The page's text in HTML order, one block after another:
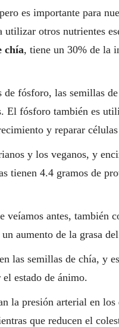
es importante para
utilizar otros nutrientes
chía, tiene un 30% de la
fósforo, las semillas
El fósforo también es
y reparar
y los veganos, y
tienen 4.4 gramos de
veíamos antes, también
aumento de la grasa
las semillas de chía, y
estado de ánimo.
la presión arterial en
que reducen el